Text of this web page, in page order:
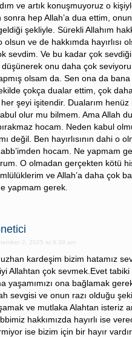
ve artık konuşmuyoruz o
sonra hep Allah’a dua ettim,
şekliyle. Sürekli Allahım
o olsun ve de hakkımda hayırlısı
sevdim. Ve bu kadar çok
düşünerek onu daha çok
olsam da. Sen ona da bana
çokça dualar ettim, çok
şeyi işitendir. Dualarım henüz
olur mu bilmem. Ama Allah
hocam. Neden kabul
değil. Ben hayırlısının dahi o
hocam. Ne yapmam
O olmadan gerçekten kötü
ve Allah’a daha çok
yapmam gerek.
2, 2025 at 6:39 am
kardeşim bizim hatamız
Allahtan çok sevmek.Evet
yaşamımızı ona bağlamak
sevgisi ve onun razı olduğu
ve mutlaka Alahtan isteriz
hakkımızda hayırlı ise
ise bizim için bir hayır